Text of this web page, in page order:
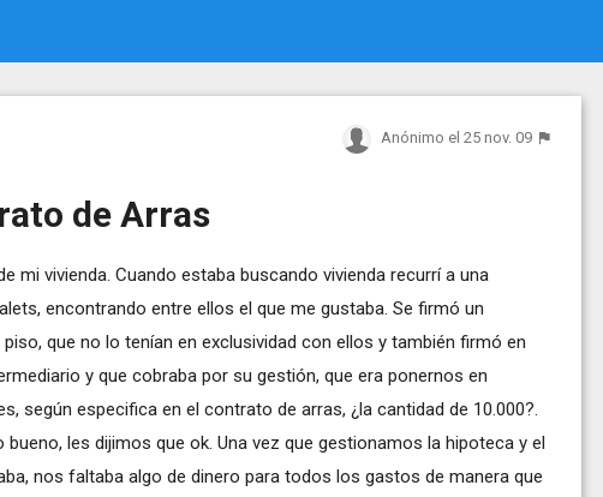
Anónimo el 25 nov. 09
de Arras
mi vivienda. Cuando estaba buscando vivienda recurrí a una
encontrando entre ellos el que me gustaba. Se firmó un
que no lo tenían en exclusividad con ellos y también firmó en
y que cobraba por su gestión, que era ponernos en
según especifica en el contrato de arras, ¿la cantidad de 10.000?.
les dijimos que ok. Una vez que gestionamos la hipoteca y el
nos faltaba algo de dinero para todos los gastos de manera que